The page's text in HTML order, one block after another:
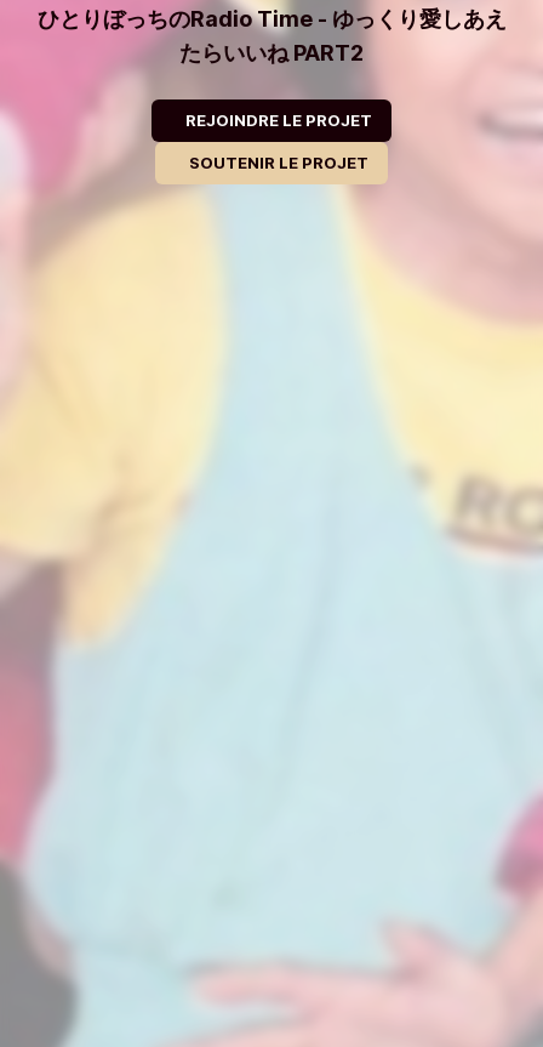
ひとりぼっちのRadio Time - ゆっくり愛しあえ
たらいいね PART2
REJOINDRE LE PROJET
SOUTENIR LE PROJET